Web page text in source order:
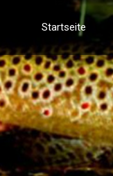
Startseite